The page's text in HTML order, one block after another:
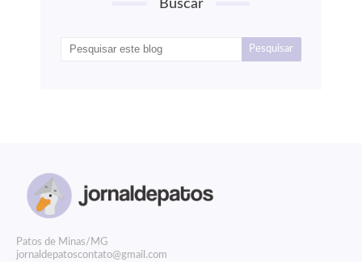
Buscar
Patos de Minas/MG
jornaldepatoscontato@gmail.com